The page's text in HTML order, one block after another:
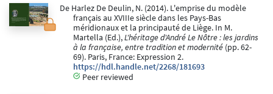
De Harlez De Deulin, N. (2014). L'emprise du modèle
français au XVIIIe siècle dans les Pays-Bas
méridionaux et la principauté de Liège. In M.
Martella (Ed.),L'héritage d'André Le Nôtre : les jardins
à la française, entre tradition et modernité (pp. 62-
69). Paris, France: Expression 2.
https://hdl.handle.net/2268/181693
Peer reviewed